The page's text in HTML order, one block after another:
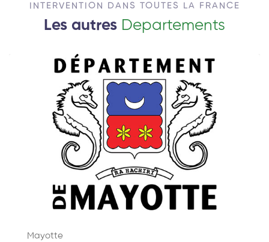
INTERVENTION DANS TOUTES LA FRANCE
Les autres Departements
Mayotte